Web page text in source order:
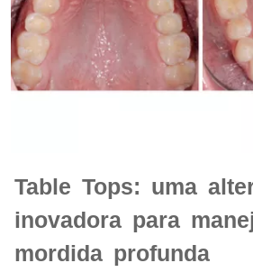
Table Tops: uma
inovadora para
mordida profunda